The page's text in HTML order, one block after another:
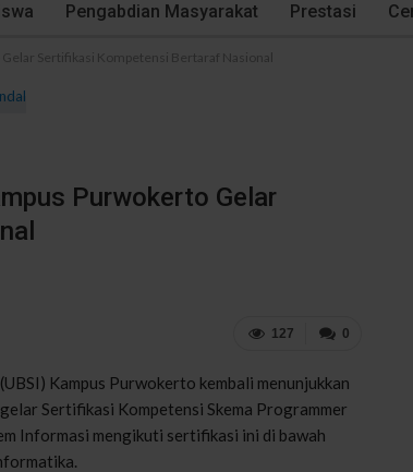
Pengabdian Masyarakat Prestasi
Sertifikasi Kompetensi Bertaraf Nasional
Purwokerto Gelar
0
127
Kampus Purwokerto kembali menunjukkan
Sertifikasi Kompetensi Skema Programmer
Informasi mengikuti sertifikasi ini di bawah